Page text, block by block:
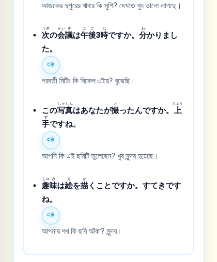
আজকের দুপুরের খাবার কি সুশি? দেখতে খুব ভালো লাগছে।
次
つぎ
の会
かい
議
ぎ
は午
ご
後
ご
3時
じ
ですか。分
わ
かりまし
た。
পরবর্তী মিটিং কি বিকেল ৩টায়? বুঝেছি।
この写
しゃ
真
しん
はあなたが撮
と
ったんですか。 上
じょう
手
ず
ですね。
আপনি কি এই ছবিটি তুলেছেন? খুব সুন্দর হয়েছে।
趣
しゅ
味
み
は絵
え
を描
か
くことですか。すてきです
ね。
আপনার শখ কি ছবি আঁকা? সুন্দর।